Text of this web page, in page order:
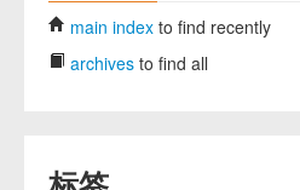
main index to find recently
archives to find all